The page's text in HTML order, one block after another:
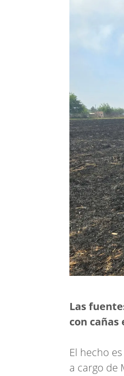
Las
con cañas
El hecho
a cargo de